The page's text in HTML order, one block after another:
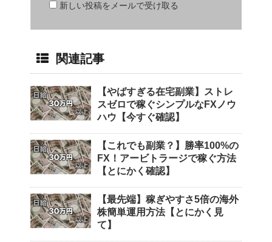
新しい投稿をメールで受け取る
関連記事
【やばすぎる在宅副業】ストレ
スゼロで稼ぐシンプルなFXノウ
ハウ【今すぐ確認】
【これでも副業？】勝率100%の
FX！アービトラージで稼ぐ方法
【とにかく確認】
【最先端】稼ぎやすさ5倍の海外
株簡単運用方法【とにかく見
て】